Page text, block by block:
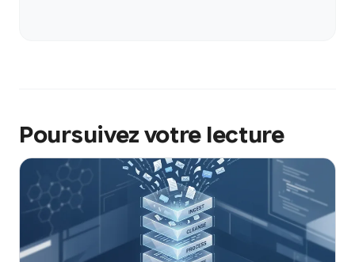
Poursuivez votre lecture